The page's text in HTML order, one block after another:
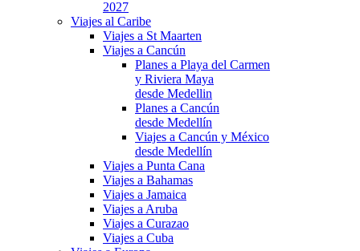
2027
Viajes al Caribe
Viajes a St Maarten
Viajes a Cancún
Planes a Playa del Carmen
y Riviera Maya
desde Medellin
Planes a Cancún
desde Medellín
Viajes a Cancún y México
desde Medellín
Viajes a Punta Cana
Viajes a Bahamas
Viajes a Jamaica
Viajes a Aruba
Viajes a Curazao
Viajes a Cuba